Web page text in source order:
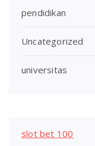
pendidikan
Uncategorized
universitas
slot bet 100